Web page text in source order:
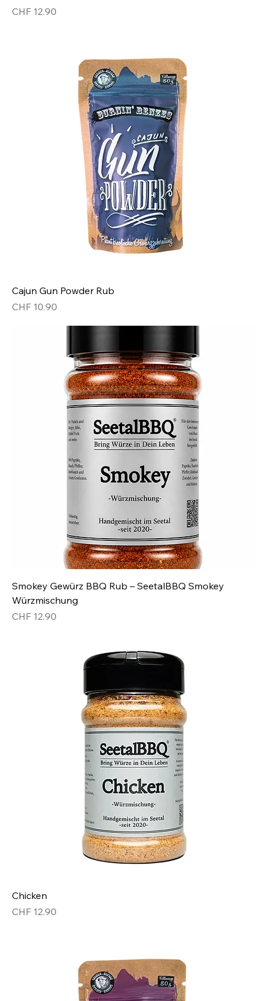
Preis
CHF 12.90
Cajun Gun Powder Rub
Preis
CHF 10.90
Smokey Gewürz BBQ Rub – SeetalBBQ Smokey
Würzmischung
Preis
CHF 12.90
Chicken
Preis
CHF 12.90